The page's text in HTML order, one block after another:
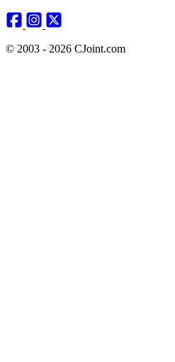
© 2003 - 2026 CJoint.com